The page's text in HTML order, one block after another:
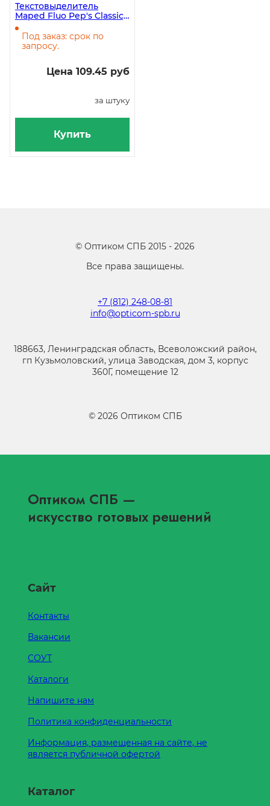
Текстовыделитель
Maped Fluo Pep's Classic,
желтый, 1-5 мм
Под заказ: срок по
запросу.
Цена 109.45 руб
за штуку
Купить
© Оптиком СПБ 2015 - 2026
Все права защищены.
+7 (812) 248-08-81
info@opticom-spb.ru
188663, Ленинградская область, Всеволожский район,
гп Кузьмоловский, улица Заводская, дом 3, корпус
360Г, помещение 12
© 2026 Оптиком СПБ
Оптиком СПБ —
искусство готовых решений
Сайт
Контакты
Вакансии
СОУТ
Каталоги
Напишите нам
Политика конфиденциальности
Информация, размещенная на сайте, не
является публичной офертой
Каталог